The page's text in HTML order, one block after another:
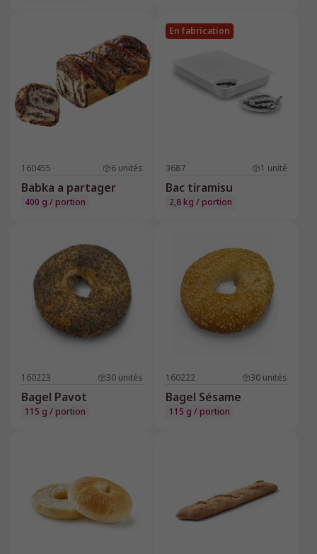
160455 6 unités
Babka a partager
400 g / portion
En fabrication
3687 1 unité
Bac tiramisu
2,8 kg / portion
160223 30 unités
Bagel Pavot
115 g / portion
160222 30 unités
Bagel Sésame
115 g / portion